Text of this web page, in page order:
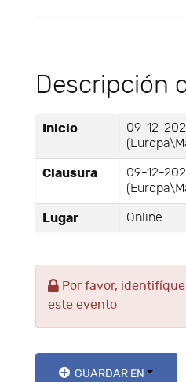
Descripción
Inicio
09-12-
Clausura
09-12-
Lugar Online
Por favor,
este evento
GUARDAR EN